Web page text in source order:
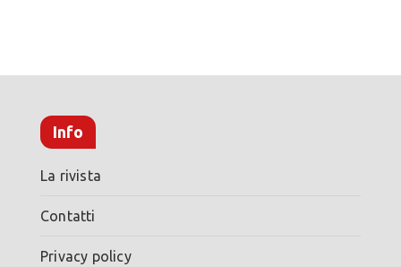
Info
La rivista
Contatti
Privacy policy